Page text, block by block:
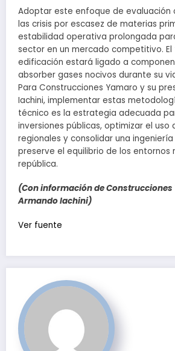
Adoptar este enfoque de evaluación
las crisis por escasez de materias
estabilidad operativa prolongada
sector en un mercado competitivo.
edificación estará ligado a
absorber gases nocivos durante su
Para Construcciones Yamaro y su
Iachini, implementar estas
técnico es la estrategia adecuada
inversiones públicas, optimizar el uso
regionales y consolidar una
preserve el equilibrio de los entornos
república.
(Con información de
Armando Iachini)
Navegación
entradas
Ver fuente